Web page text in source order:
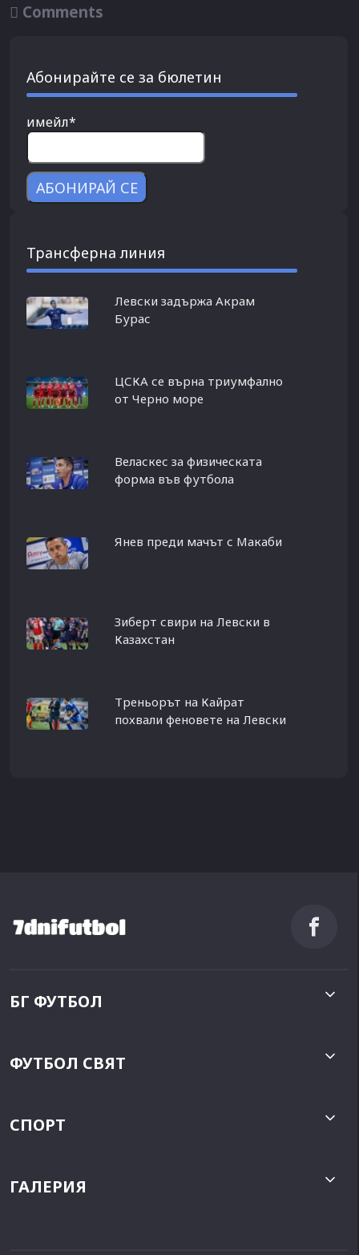
 Comments
Абонирайте се за бюлетин
имейл*
Трансферна линия
Левски задържа Акрам
Бурас
ЦСКА се върна триумфално
от Черно море
Веласкес за физическата
форма във футбола
Янев преди мачът с Макаби
Зиберт свири на Левски в
Казахстан
Треньорът на Кайрат
похвали феновете на Левски
БГ ФУТБОЛ
ФУТБОЛ СВЯТ
СПОРТ
ГАЛЕРИЯ